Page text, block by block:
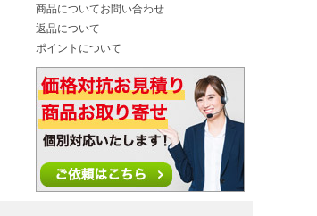
商品についてお問い合わせ
返品について
ポイントについて